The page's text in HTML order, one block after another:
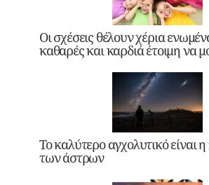
Οι σχέσεις θέλουν χέρια
καθαρές και καρδιά έτοιμη να
Το καλύτερο αγχολυτικό είναι
των άστρων